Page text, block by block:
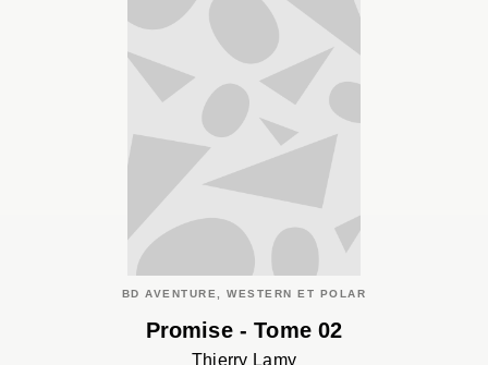
BD AVENTURE, WESTERN ET POLAR
Promise - Tome 02
Thierry Lamy